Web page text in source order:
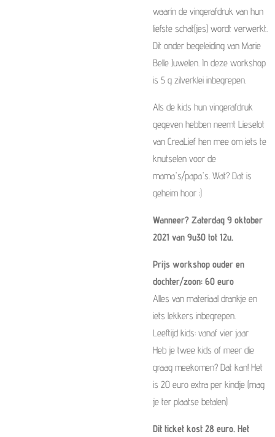
waarin de vingerafdruk van hun
liefste schat(jes) wordt verwerkt.
Dit onder begeleiding van Marie
Belle Juwelen. In deze workshop
is 5 g zilverklei inbegrepen.
Als de kids hun vingerafdruk
gegeven hebben neemt Lieselot
van CreaLief hen mee om iets te
knutselen voor de
mama's/papa's. Wat? Dat is
geheim hoor ;)
Wanneer? Zaterdag 9 oktober
2021 van 9u30 tot 12u.
Prijs workshop ouder en
dochter/zoon: 60 euro
Alles van materiaal drankje en
iets lekkers inbegrepen.
Leeftijd kids: vanaf vier jaar
Heb je twee kids of meer die
graag meekomen? Dat kan! Het
is 20 euro extra per kindje (mag
je ter plaatse betalen)
Dit ticket kost 28 euro. Het